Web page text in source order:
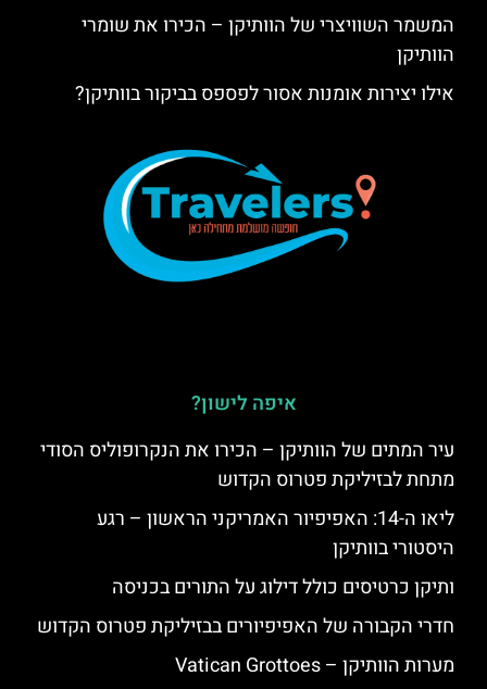
המשמר השוויצרי של הוותיקן – הכירו את שומרי
הוותיקן
אילו יצירות אומנות אסור לפספס בביקור בוותיקן?
איפה לישון?
עיר המתים של הוותיקן – הכירו את הנקרופוליס הסודי
מתחת לבזיליקת פטרוס הקדוש
ליאו ה-14: האפיפיור האמריקני הראשון – רגע
היסטורי בוותיקן
ותיקן כרטיסים כולל דילוג על התורים בכניסה
חדרי הקבורה של האפיפיורים בבזיליקת פטרוס הקדוש
מערות הוותיקן – Vatican Grottoes